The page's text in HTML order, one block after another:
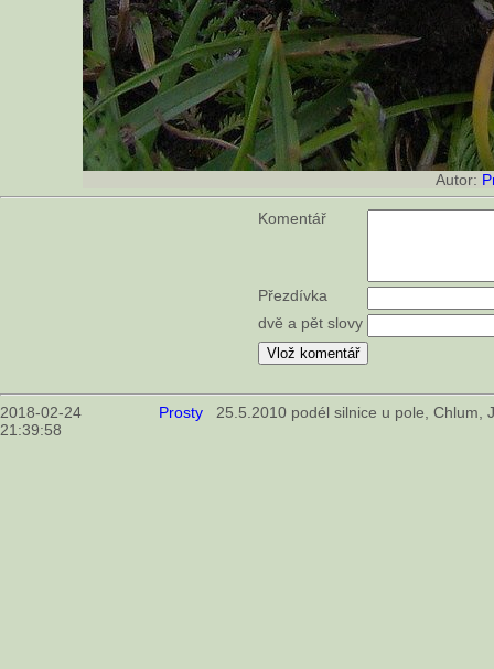
Autor:
Komentář
Přezdívka
dvě a pět slovy
2018-02-24
21:39:58
Prosty 25.5.2010 podél silnice u pole, Chlum,